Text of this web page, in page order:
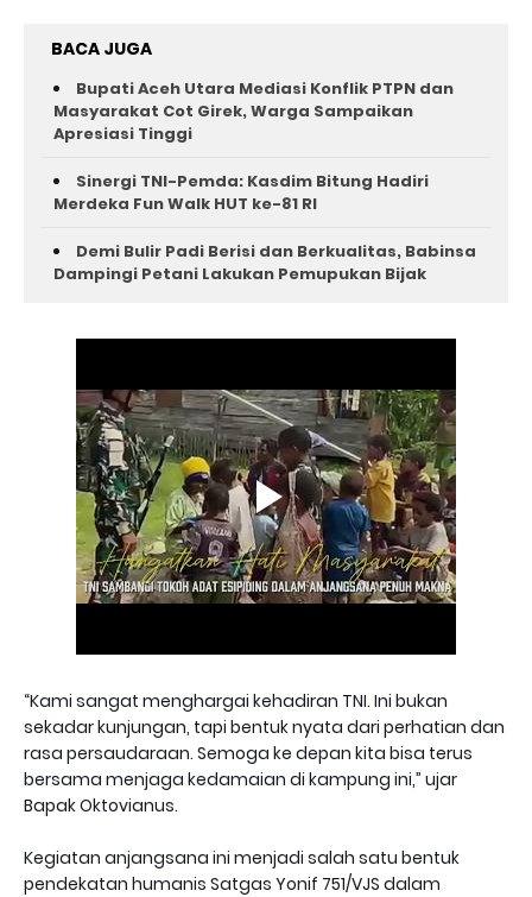
BACA JUGA
Bupati Aceh Utara Mediasi Konflik PTPN dan
Masyarakat Cot Girek, Warga Sampaikan
Apresiasi Tinggi
Sinergi TNI-Pemda: Kasdim Bitung Hadiri
Merdeka Fun Walk HUT ke-81 RI
Demi Bulir Padi Berisi dan Berkualitas, Babinsa
Dampingi Petani Lakukan Pemupukan Bijak
“Kami sangat menghargai kehadiran TNI. Ini bukan
sekadar kunjungan, tapi bentuk nyata dari perhatian dan
rasa persaudaraan. Semoga ke depan kita bisa terus
bersama menjaga kedamaian di kampung ini,” ujar
Bapak Oktovianus.
Kegiatan anjangsana ini menjadi salah satu bentuk
pendekatan humanis Satgas Yonif 751/VJS dalam